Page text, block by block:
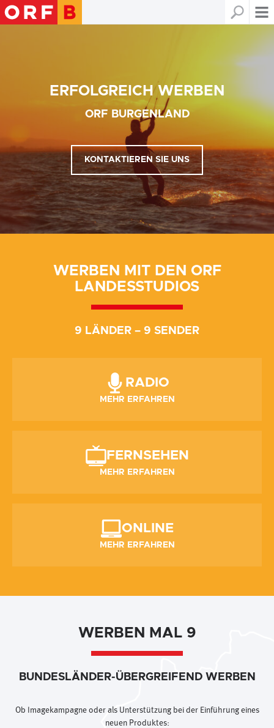
ERFOLGREICH WERBEN
ORF BURGENLAND
KONTAKTIEREN SIE UNS
WERBEN MIT DEN ORF
LANDESSTUDIOS
9 LÄNDER – 9 SENDER
RADIO
MEHR ERFAHREN
FERNSEHEN
MEHR ERFAHREN
ONLINE
MEHR ERFAHREN
WERBEN MAL 9
BUNDESLÄNDER-ÜBERGREIFEND WERBEN
Ob Imagekampagne oder als Unterstützung bei der Einführung eines
neuen Produktes: